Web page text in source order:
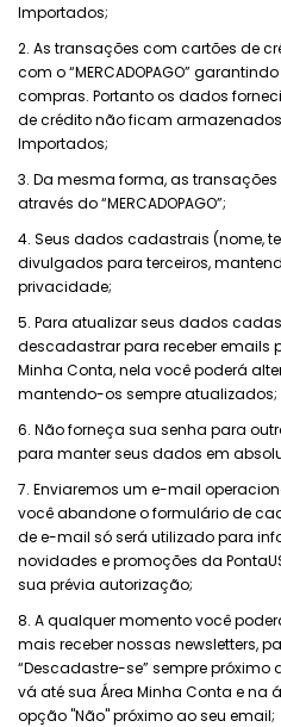
Importados;
2. As transações com cartões de
com o “MERCADOPAGO”
compras. Portanto os dados
de crédito não ficam armazenados
Importados;
3. Da mesma forma, as
através do “MERCADOPAGO”;
4. Seus dados cadastrais (nome,
divulgados para terceiros,
privacidade;
5. Para atualizar seus dados
descadastrar para receber emails
Minha Conta, nela você poderá
mantendo-os sempre atualizados;
6. Não forneça sua senha para
para manter seus dados em
7. Enviaremos um e-mail
você abandone o formulário de
de e-mail só será utilizado para
novidades epromoções da
sua prévia autorização;
8. A qualquer momento você
mais receber nossas newsletters,
“Descadastre-se” sempre
vá até sua Área Minha Conta e na
opção "Não" próximo ao seu email;